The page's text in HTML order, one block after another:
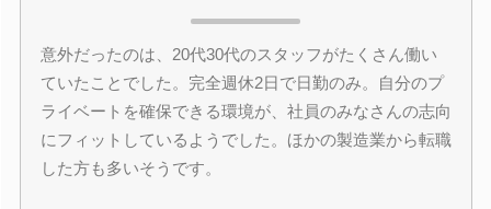
意外だったのは、20代30代のスタッフがたくさん働い
ていたことでした。完全週休2日で日勤のみ。自分のプ
ライベートを確保できる環境が、社員のみなさんの志向
にフィットしているようでした。ほかの製造業から転職
した方も多いそうです。